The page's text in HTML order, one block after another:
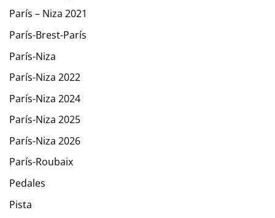
París – Niza 2021
París-Brest-París
París-Niza
París-Niza 2022
París-Niza 2024
París-Niza 2025
París-Niza 2026
París-Roubaix
Pedales
Pista